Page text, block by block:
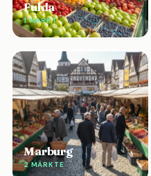
Fulda
1 MARKT
Marburg
2 MÄRKTE